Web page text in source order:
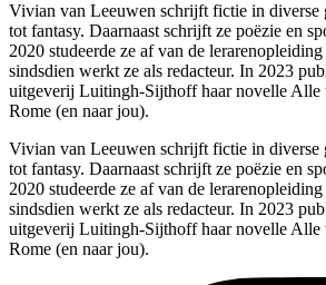
Vivian van Leeuwen schrijft fictie in diverse
tot fantasy. Daarnaast schrijft ze poëzie en
2020 studeerde ze af van de
sindsdien werkt ze als redacteur. In 2023
uitgeverij Luitingh-Sijthoff haar novelle Alle
Rome (en naar jou).
Vivian van Leeuwen schrijft fictie in diverse
tot fantasy. Daarnaast schrijft ze poëzie en
2020 studeerde ze af van de
sindsdien werkt ze als redacteur. In 2023
uitgeverij Luitingh-Sijthoff haar novelle Alle
Rome (en naar jou).